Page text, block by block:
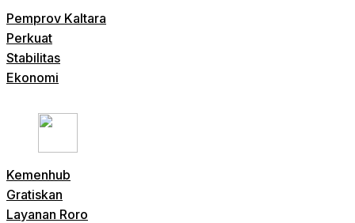
Pemprov Kaltara
Perkuat
Stabilitas
Ekonomi
Kemenhub
Gratiskan
Layanan Roro